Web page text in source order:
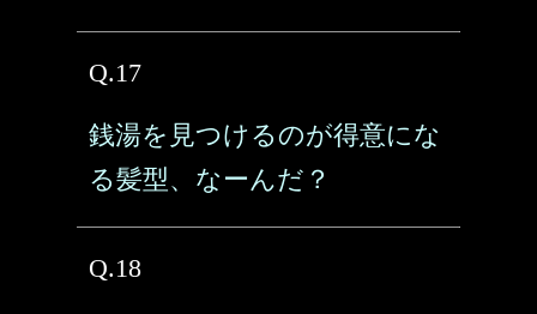
Q.17
銭湯を見つけるのが得意にな
る髪型、なーんだ？
Q.18